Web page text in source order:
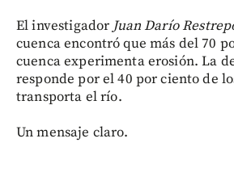
El investigador Juan Darío
cuenca encontró que más del 70
cuenca experimenta erosión. La
responde por el 40 por ciento de
transporta el río.
Un mensaje claro.